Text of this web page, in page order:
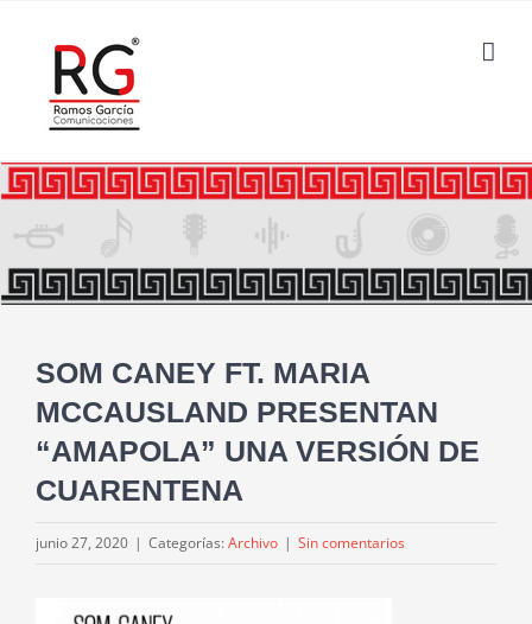
contenido
SOM CANEY FT. MARIA
MCCAUSLAND PRESENTAN
“AMAPOLA” UNA VERSIÓN DE
CUARENTENA
junio 27, 2020 | Categorías: Archivo | Sin comentarios